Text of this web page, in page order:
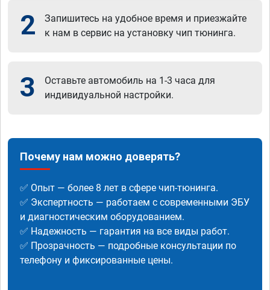
2
Запишитесь на удобное время и приезжайте
к нам в сервис на установку чип тюнинга.
3
Оставьте автомобиль на 1-3 часа для
индивидуальной настройки.
Почему нам можно доверять?
✅ Опыт — более 8 лет в сфере чип-тюнинга.
✅ Экспертность — работаем с современными ЭБУ
и диагностическим оборудованием.
✅ Надежность — гарантия на все виды работ.
✅ Прозрачность — подробные консультации по
телефону и фиксированные цены.